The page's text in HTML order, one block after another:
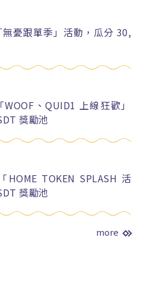
憂跟單季」活動，瓜分 30,
、QUID1 上線狂歡」
獎勵池
HOME TOKEN SPLASH 活
獎勵池
more